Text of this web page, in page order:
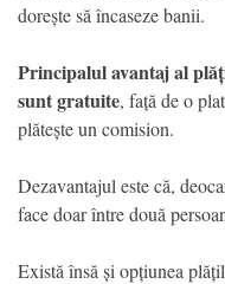
dorește să încaseze banii.
Principalul avantaj al
sunt gratuite, față de o
plătește un comision.
Dezavantajul este că,
face doar între două
Există însă și opțiunea